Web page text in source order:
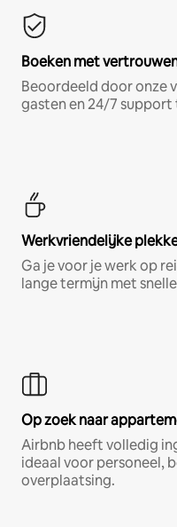
Boeken met
Beoordeeld door onze
gasten en 24/7
Werkvriendelijke
Ga je voor je werk op
lange termijn met
Op zoek naar
Airbnb heeft volledig
ideaal voor personeel,
overplaatsing.